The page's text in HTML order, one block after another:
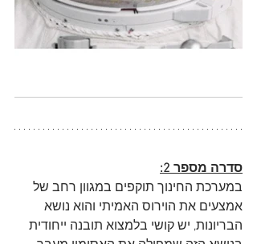
סדרה מספר 2:
במערכת החינוך תוקפים במגוון רחב של
אמצעים את הוירוס האמיתי והוא נושא
הבריונות, יש קושי בלמצוא תובנה ייחודית